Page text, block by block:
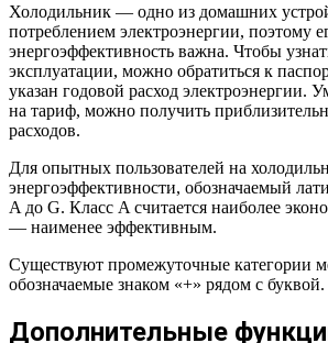
Холодильник — одно из домашних
потреблением электроэнергии, поэтому
энергоэффективность важна. Чтобы
эксплуатации, можно обратиться к
указан годовой расход электроэнергии.
на тариф, можно получить
расходов.
Для опытных пользователей на
энергоэффективности, обозначаемый
A до G. Класс A считается наиболее
— наименее эффективным.
Существуют промежуточные категории
обозначаемые знаком «+» рядом с буквой.
Дополнительные